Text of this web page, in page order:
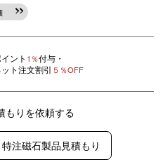
ント 1％付与・
ト注文割引 ５％OFF
もりを依頼する
特注磁石製品見積もり